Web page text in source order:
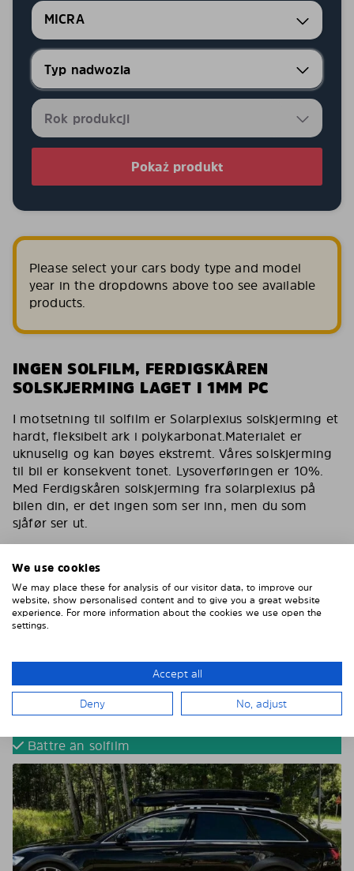
MICRA
Pokaż produkt
Please select your cars body type and model
year in the dropdowns above too see available
products.
INGEN SOLFILM, FERDIGSKÅREN
SOLSKJERMING LAGET I 1MM PC
I motsetning til solfilm er Solarplexius solskjerming et
hardt, fleksibelt ark i polykarbonat.Materialet er
uknuselig og kan bøyes ekstremt. Våres solskjerming
til bil er konsekvent tonet. Lysoverføringen er 10%.
Med Ferdigskåren solskjerming fra solarplexius på
bilen din, er det ingen som ser inn, men du som
sjåfør ser ut.
Du har de samme egenskapene som en solfilm for
bilen med våres solskjerming. Reduserer varmen,
fjerner 90% av direkte sollys. Solskjerming for bilen
din som også er kollisjonstestet av svenske VTI og
godkjent av tyske TÜF.
Enklare och smartare än solfilm
Montera enkelt på 15 minuter
Tona dina bilrutor utan solfilm
Bättre än solfilm
We use cookies
We may place these for analysis of our visitor data, to improve our
website, show personalised content and to give you a great website
experience. For more information about the cookies we use open the
settings.
Accept all
Deny No, adjust